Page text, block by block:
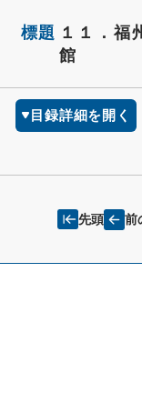
標題 １１．福
館
目録詳細を開く
先頭 前